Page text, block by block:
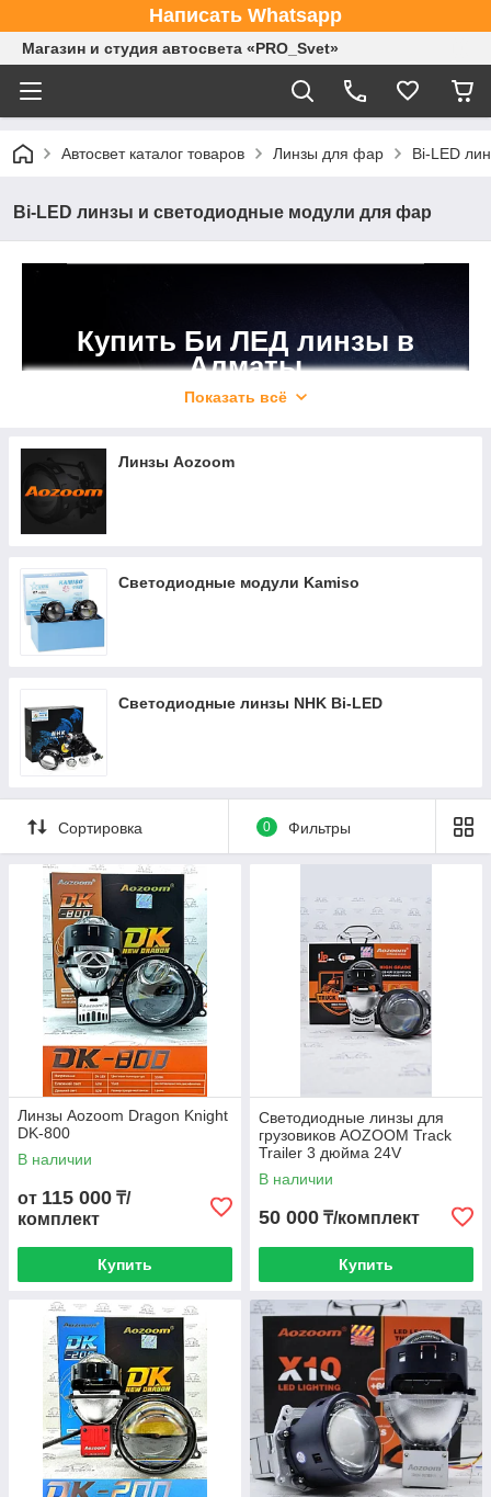
Написать Whatsapp
Магазин и студия автосвета «PRO_Svet»
Автосвет каталог товаров Линзы для фар Bi-LED
Bi-LED линзы и светодиодные модули для фар
Купить Би ЛЕД линзы в
Алматы
+7 (702) 272-01-36
Би Лед линзы 3800K Би Лед линзы 4300K
Bi LED линзы Aozoom
Линзы для дальнего света
Би линзы для ПТФ
Линзы для противотуманных фар
Bi LED линзы для Kia
Линзы для Jetour
Bi LED линзы для Haval
Линзы для Changan
Би Лед линзы для Toyota
Bi LED линзы для Geely
Линзы для JAC
Би Лед линзы для BYD
Bi LED линзы для Skoda
Линзы для Mitsubishi
Би Лед линзы для Ford
Bi LED линзы для Honda
Линзы для Nissan
Би Лед линзы для Mazda
Bi LED линзы для Renault
Линзы для Peugeot
Би Лед линзы для Mercedes-Benz
Показать всё
Линзы Aozoom
Светодиодные модули Kamiso
Светодиодные линзы NHK Bi-LED
Сортировка 0 Фильтры
Линзы Aozoom Dragon Knight
DK-800
В наличии
от 115 000 ₸/
комплект
Купить
Cветодиодные линзы для
грузовиков AOZOOM Track
Trailer 3 дюйма 24V
В наличии
50 000 ₸/комплект
Купить